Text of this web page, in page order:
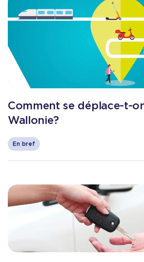
Comment se déplace-t-
Wallonie ?
En bref
Consulter l'articleAlerte à la